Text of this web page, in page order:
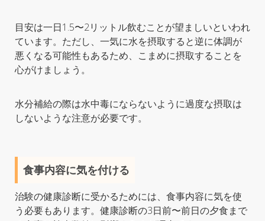
目安は一日1.5〜2リットル飲むことが望ましいといわれ
ています。ただし、一気に水を摂取すると逆に体調が
悪くなる可能性もあるため、こまめに摂取することを
心がけましょう。
水分補給の際は水中毒にならないように過度な摂取は
しないような注意が必要です。
食事内容に気を付ける
治験の健康診断に受かるためには、食事内容に気を使
う必要もあります。健康診断の3日前〜前日の夕食まで